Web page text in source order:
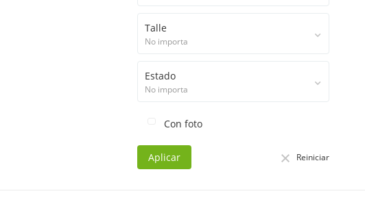
Talle
No importa
Estado
No importa
Con foto
Aplicar Reiniciar